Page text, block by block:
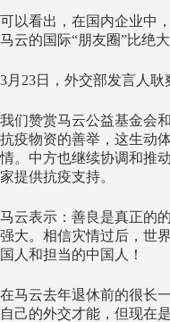
可以看出，在国内企业中
马云的国际“朋友圈”比绝
3月23日，外交部发言人耿
我们赞赏马云公益基金会
抗疫物资的善举，这生动
情。中方也继续协调和推
家提供抗疫支持。
马云表示：善良是真正的
强大。相信灾情过后，世
国人和担当的中国人！
在马云去年退休前的很长
自己的外交才能，但现在